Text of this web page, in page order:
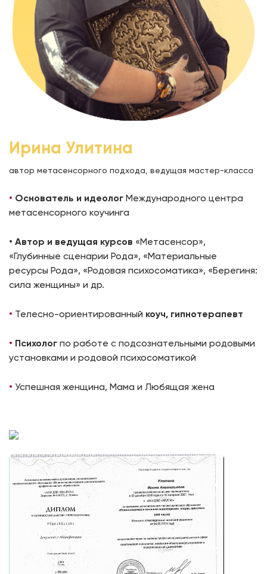
Ирина Улитина
автор метасенсорного подхода, ведущая мастер-класса
• Основатель и идеолог Международного центра
метасенсорного коучинга
• Автор и ведущая курсов «Метасенсор»,
«Глубинные сценарии Рода», «Материальные
ресурсы Рода», «Родовая психосоматика», «Берегиня:
сила женщины» и др.
• Телесно-ориентированный коуч, гипнотерапевт
• Психолог по работе с подсознательными родовыми
установками и родовой психосоматикой
• Успешная женщина, Мама и Любящая жена